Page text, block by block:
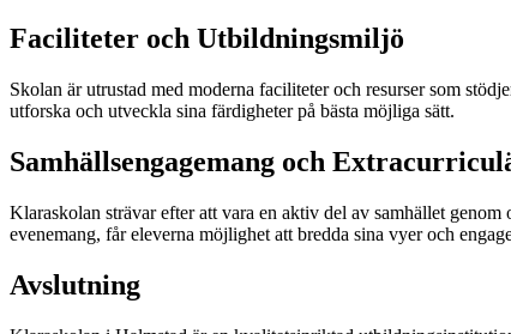
Faciliteter och Utbildningsmiljö
Skolan är utrustad med moderna faciliteter och resurser som
utforska och utveckla sina färdigheter på bästa möjliga sätt.
Samhällsengagemang och
Klaraskolan strävar efter att vara en aktiv del av samhället
evenemang, får eleverna möjlighet att bredda sina vyer och
Avslutning